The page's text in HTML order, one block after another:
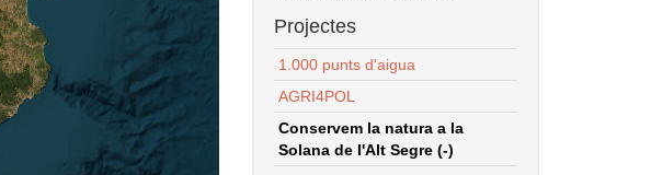
Projectes
1.000 punts d'aigua
AGRI4POL
Conservem la natura a la
Solana de l'Alt Segre (-)